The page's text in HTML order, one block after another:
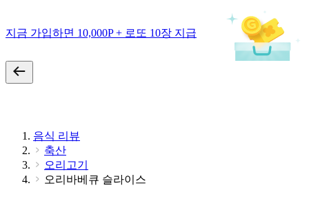
지금 가입하면 10,000P + 로또 10장 지급
음식 리뷰
축산
오리고기
오리바베큐 슬라이스